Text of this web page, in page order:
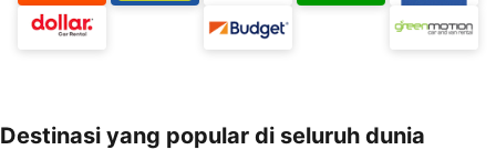
Destinasi yang popular di seluruh dunia